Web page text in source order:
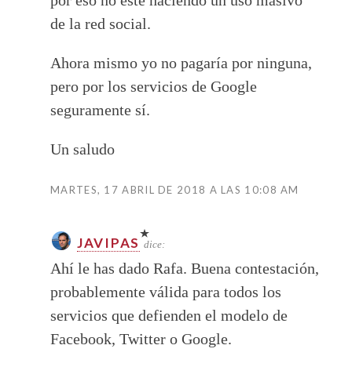
de la red social.
Ahora mismo yo no pagaría por ninguna,
pero por los servicios de Google
seguramente sí.
Un saludo
MARTES, 17 ABRIL DE 2018 A LAS 10:08 AM
JAVIPAS dice:
Ahí le has dado Rafa. Buena contestación,
probablemente válida para todos los
servicios que defienden el modelo de
Facebook, Twitter o Google.